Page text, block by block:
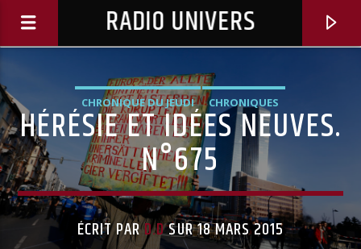
RADIO UNIVERS
CHRONIQUE DU JEUDI CHRONIQUES
HÉRÉSIE ET IDÉES NEUVES.
N°675
ÉCRIT PARD.DSUR 18 MARS 2015